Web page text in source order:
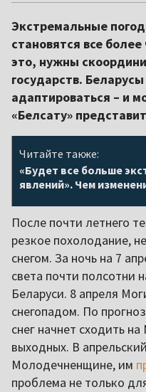
Экстремальные
становятся все
это, нужны
государств.
адаптироваться – и
«Белсату»
Читайте также:
«Будет все больше
явлений». Чем
После почти летнего
резкое похолодание,
снегом. За ночь на 7
света почти полсотни
Беларуси. 8 апреля
снегопадом. По
снег начнет сходить
выходных. В
Молодечненщине, им
проблема не только